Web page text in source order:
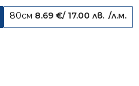
80см 8.69€/ 17.00 лв. /л.м.